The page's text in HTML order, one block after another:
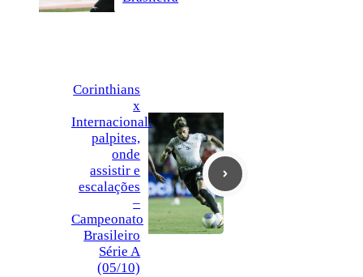
Corinthians
x
Internacional:
palpites,
onde
assistir e
escalações
–
Campeonato
Brasileiro
Série A
(05/10)